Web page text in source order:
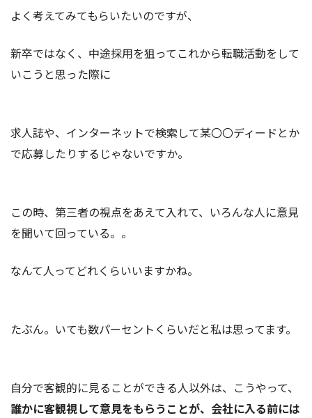
よく考えてみてもらいたいのですが、
新卒ではなく、中途採用を狙ってこれから転職活動をして
いこうと思った際に
求人誌や、インターネットで検索して某〇〇ディードとか
で応募したりするじゃないですか。
この時、第三者の視点をあえて入れて、いろんな人に意見
を聞いて回っている。。
なんて人ってどれくらいいますかね。
たぶん。いても数パーセントくらいだと私は思ってます。
自分で客観的に見ることができる人以外は、こうやって、
誰かに客観視して意見をもらうことが、会社に入る前には